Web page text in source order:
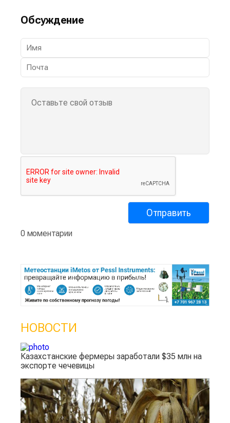
Обсуждение
0 моментарии
НОВОСТИ
Казахстанские фермеры заработали $35 млн на
экспорте чечевицы